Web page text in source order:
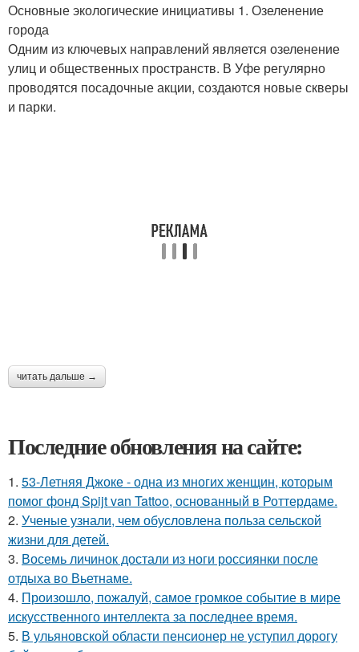
Основные экологические инициативы 1. Озеленение
города
Одним из ключевых направлений является озеленение
улиц и общественных пространств. В Уфе регулярно
проводятся посадочные акции, создаются новые скверы
и парки.
читать дальше →
Последние обновления на сайте:
1. 53-Летняя Джоке - одна из многих женщин, которым
помог фонд Spijt van Tattoo, основанный в Роттердаме.
2. Ученые узнали, чем обусловлена польза сельской
жизни для детей.
3. Восемь личинок достали из ноги россиянки после
отдыха во Вьетнаме.
4. Произошло, пожалуй, самое громкое событие в мире
искусственного интеллекта за последнее время.
5. В ульяновской oбласти пенсионер не уступил дорогу